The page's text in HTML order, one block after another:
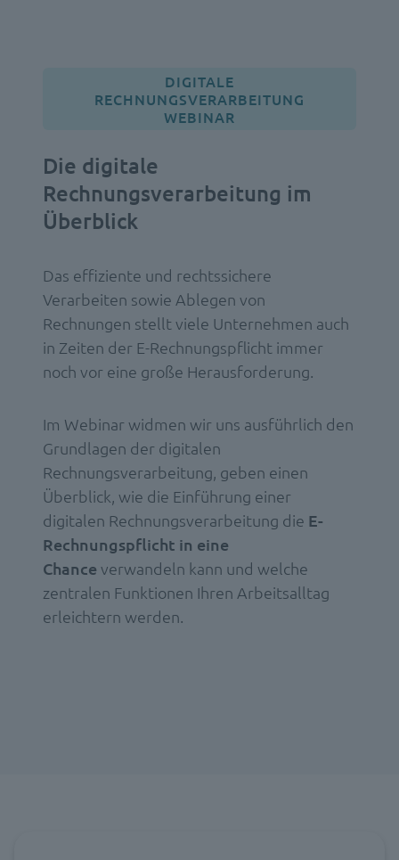
DIGITALE
RECHNUNGSVERARBEITUNG
WEBINAR
Die digitale
Rechnungsverarbeitung im
Überblick
Das effiziente und rechtssichere
Verarbeiten sowie Ablegen von
Rechnungen stellt viele Unternehmen auch
in Zeiten der E-Rechnungspflicht immer
noch vor eine große Herausforderung.
Im Webinar widmen wir uns ausführlich den
Grundlagen der digitalen
Rechnungsverarbeitung, geben einen
Überblick, wie die Einführung einer
digitalen Rechnungsverarbeitung die E-
Rechnungspflicht in eine
Chance verwandeln kann und welche
zentralen Funktionen Ihren Arbeitsalltag
erleichtern werden.